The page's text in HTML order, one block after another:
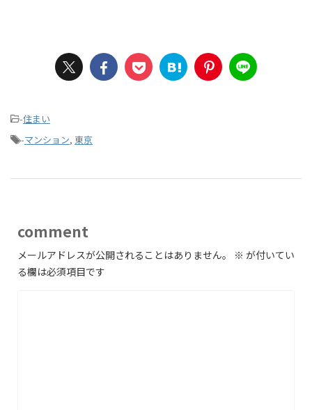
-住まい
-マンション, 東京
comment
メールアドレスが公開されることはありません。 ※ が付いてい
る欄は必須項目です